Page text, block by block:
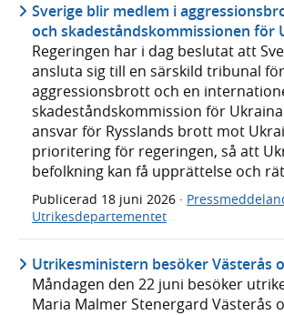
Sverige blir medlem i
och skadeståndskommissionen för
Regeringen har i dag beslutat att
ansluta sig till en särskild tribunal
aggressionsbrott och en
skadeståndskommission för
ansvar för Rysslands brott mot
prioritering för regeringen, så att
befolkning kan få upprättelse och
Publicerad 18 juni 2026 ·
Utrikesdepartementet
Utrikesministern besöker Västerås
Måndagen den 22 juni besöker
Maria Malmer Stenergard Västerås